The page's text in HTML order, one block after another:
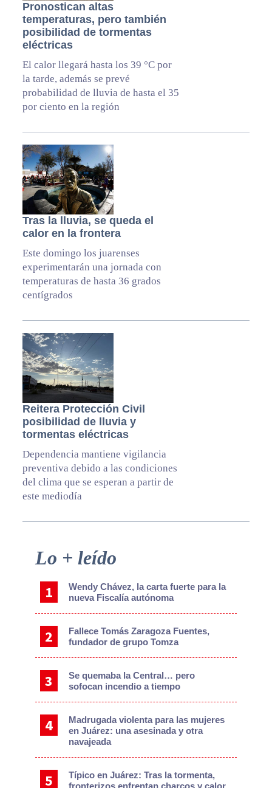
Pronostican altas
temperaturas, pero también
posibilidad de tormentas
eléctricas
El calor llegará hasta los 39 °C por
la tarde, además se prevé
probabilidad de lluvia de hasta el 35
por ciento en la región
Tras la lluvia, se queda el
calor en la frontera
Este domingo los juarenses
experimentarán una jornada con
temperaturas de hasta 36 grados
centígrados
Reitera Protección Civil
posibilidad de lluvia y
tormentas eléctricas
Dependencia mantiene vigilancia
preventiva debido a las condiciones
del clima que se esperan a partir de
este mediodía
Primary
Lo + leído
Wendy Chávez, la carta fuerte para la
nueva Fiscalía autónoma
Fallece Tomás Zaragoza Fuentes,
fundador de grupo Tomza
Se quemaba la Central… pero
sofocan incendio a tiempo
Madrugada violenta para las mujeres
en Juárez: una asesinada y otra
navajeada
Típico en Juárez: Tras la tormenta,